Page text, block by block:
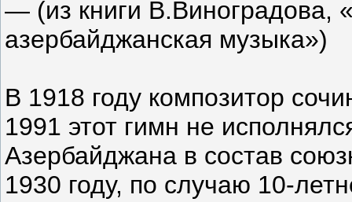
— (из книги В.Виноградова,
азербайджанская музыка»)
В 1918 году композитор
1991 этот гимн не
Азербайджана в состав
1930 году, по случаю 10-